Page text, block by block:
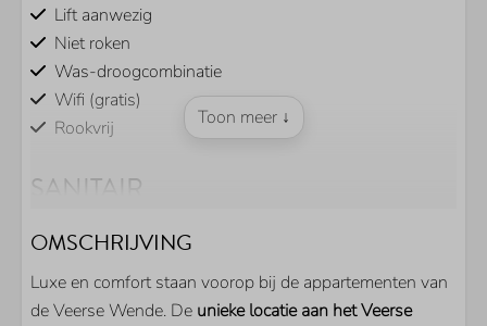
Lift aanwezig
Niet roken
Was-droogcombinatie
Wifi (gratis)
Rookvrij
SANITAIR
Douche
Gastentoilet
Toon meer ↓
OMSCHRIJVING
Luxe en comfort staan voorop bij de appartementen van
de Veerse Wende. De unieke locatie aan het Veerse